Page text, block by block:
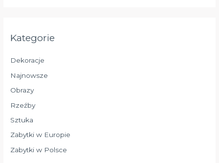
Kategorie
Dekoracje
Najnowsze
Obrazy
Rzeźby
Sztuka
Zabytki w Europie
Zabytki w Polsce